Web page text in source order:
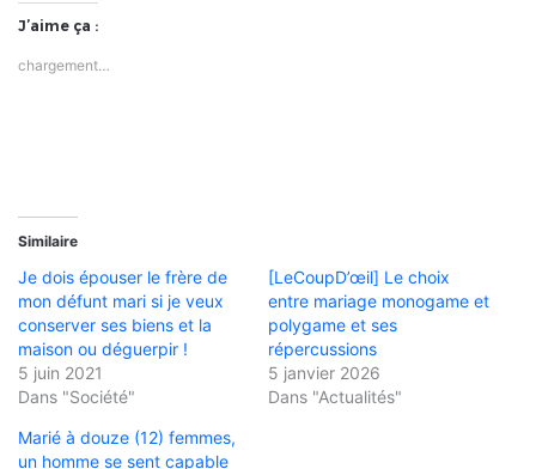
J’aime ça :
chargement…
Similaire
Je dois épouser le frère de
mon défunt mari si je veux
conserver ses biens et la
maison ou déguerpir !
5 juin 2021
Dans "Société"
[LeCoupD’œil] Le choix
entre mariage monogame et
polygame et ses
répercussions
5 janvier 2026
Dans "Actualités"
Marié à douze (12) femmes,
un homme se sent capable